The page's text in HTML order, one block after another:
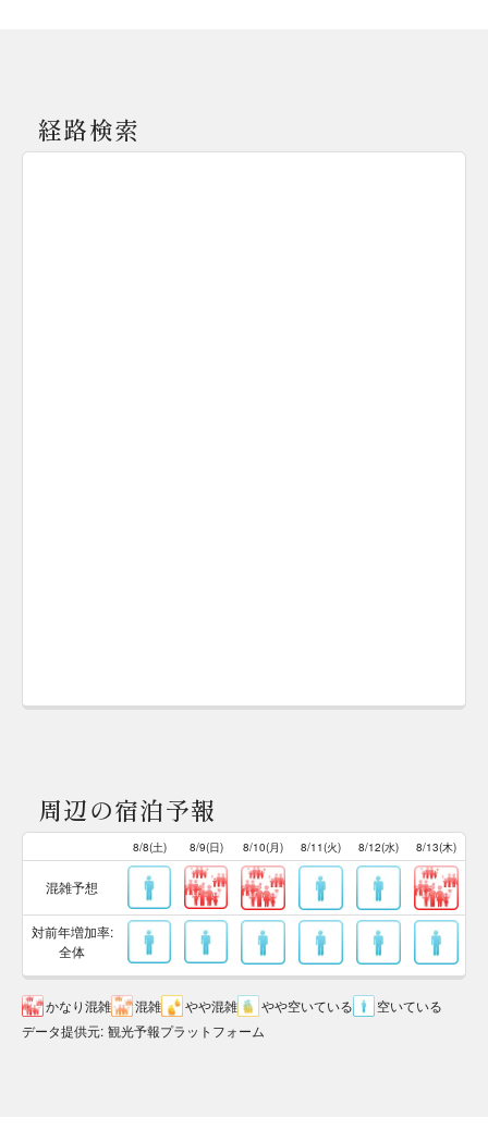
経路検索
周辺の宿泊予報
8/8(土) 8/9(日) 8/10(月) 8/11(火) 8/12(水) 8/13(木)
混雑予想
対前年増加率:
全体
かなり混雑 混雑 やや混雑 やや空いている
空いている
データ提供元: 観光予報プラットフォーム